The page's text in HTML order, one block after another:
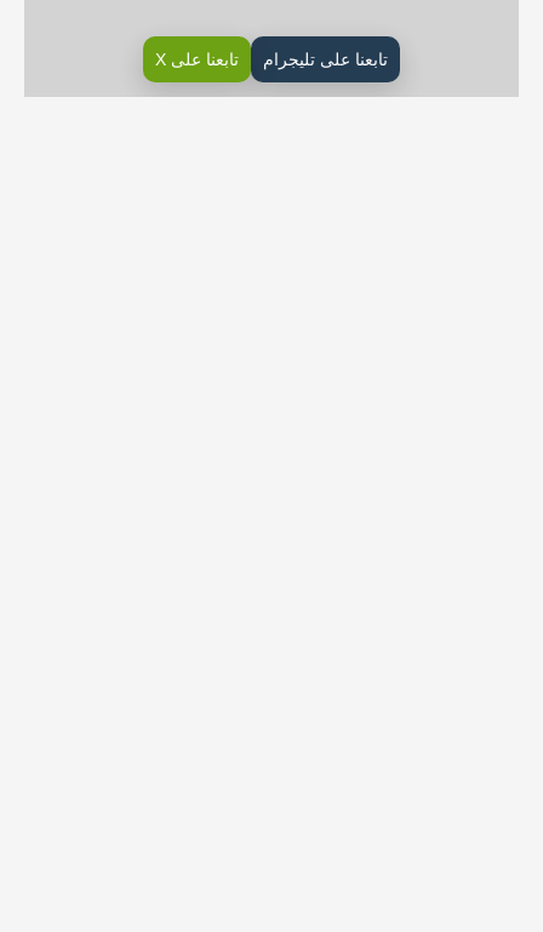
تابعنا على تليجرام تابعنا على X